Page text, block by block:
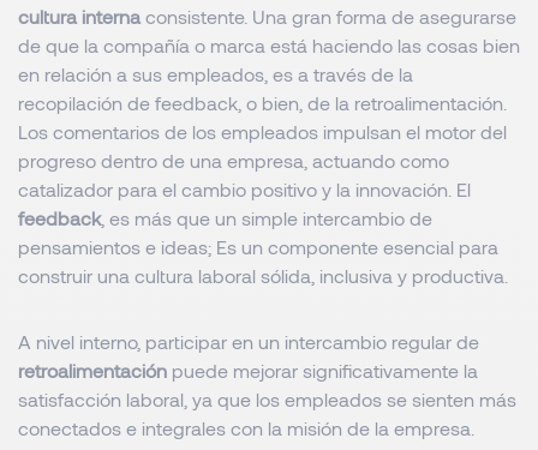
cultura interna consistente. Una gran forma de asegurarse
de que la compañía o marca está haciendo las cosas bien
en relación a sus empleados, es a través de la
recopilación de feedback , o bien, de la retroalimentación.
Los comentarios de los empleados impulsan el motor del
progreso dentro de una empresa, actuando como
catalizador para el cambio positivo y la innovación. El
feedback, es más que un simple intercambio de
pensamientos e ideas; Es un componente esencial para
construir una cultura laboral sólida, inclusiva y productiva.
A nivel interno, participar en un intercambio regular de
retroalimentación puede mejorar significativamente la
satisfacción laboral, ya que los empleados se sienten más
conectados e integrales con la misión de la empresa.